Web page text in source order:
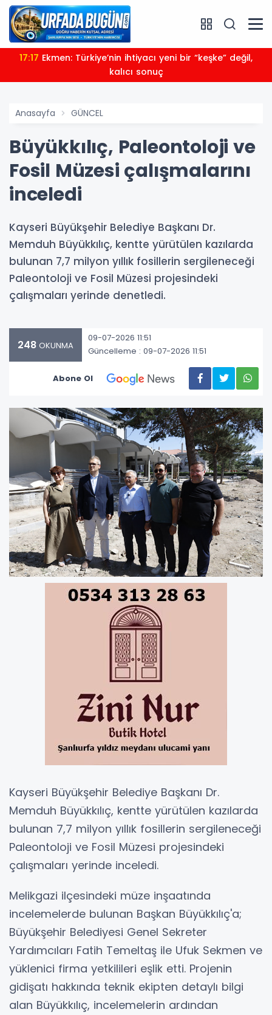
17:17
kalıcı sonuç
Anasayfa GÜNCEL
Büyükkılıç, Paleontoloji ve
Fosil Müzesi çalışmalarını
inceledi
Kayseri Büyükşehir Belediye Başkanı Dr.
Memduh Büyükkılıç, kentte yürütülen kazılarda
bulunan 7,7 milyon yıllık fosillerin sergileneceği
Paleontoloji ve Fosil Müzesi projesindeki
çalışmaları yerinde denetledi.
248 OKUNMA
09-07-2026 11:51
Güncelleme : 09-07-2026 11:51
Abone Ol
Kayseri Büyükşehir Belediye Başkanı Dr.
Memduh Büyükkılıç, kentte yürütülen kazılarda
bulunan 7,7 milyon yıllık fosillerin sergileneceği
Paleontoloji ve Fosil Müzesi projesindeki
çalışmaları yerinde inceledi.
Melikgazi ilçesindeki müze inşaatında
incelemelerde bulunan Başkan Büyükkılıç'a;
Büyükşehir Belediyesi Genel Sekreter
Yardımcıları Fatih Temeltaş ile Ufuk Sekmen ve
yüklenici firma yetkilileri eşlik etti. Projenin
gidişatı hakkında teknik ekipten detaylı bilgi
alan Büyükkılıç, incelemelerin ardından